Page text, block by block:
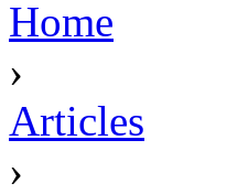
Home
›
Articles
›